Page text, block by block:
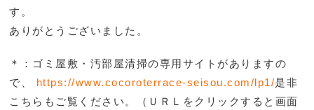
す。
ありがとうございました。
＊：ゴミ屋敷・汚部屋清掃の専用サイトがありますの
で、 https://www.cocoroterrace-seisou.com/lp1/是非
こち らもご覧ください。（ＵＲＬをクリックすると画面